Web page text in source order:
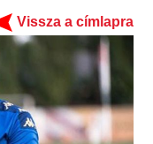
Vissza a címlapra